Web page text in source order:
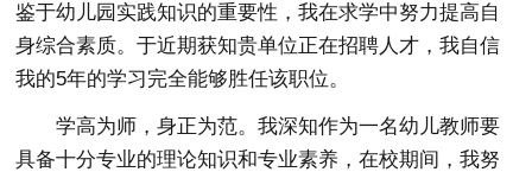
鉴于幼儿园实践知识的重要性，我在求学中努力提高自
身综合素质。于近期获知贵单位正在招聘人才，我自信
我的5年的学习完全能够胜任该职位。
学高为师，身正为范。我深知作为一名幼儿教师要
具备十分专业的理论知识和专业素养，在校期间，我努